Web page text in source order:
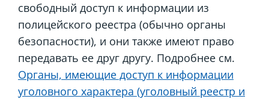
свободный доступ к информации из
полицейского реестра (обычно органы
безопасности), и они также имеют право
передавать ее друг другу. Подробнее см.
Органы, имеющие доступ к информации
уголовного характера (уголовный реестр и